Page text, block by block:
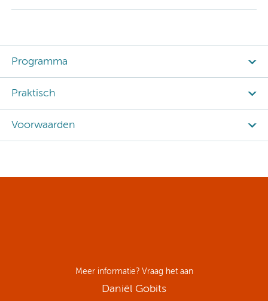
Programma
Praktisch
Voorwaarden
Meer informatie? Vraag het aan
Daniël Gobits